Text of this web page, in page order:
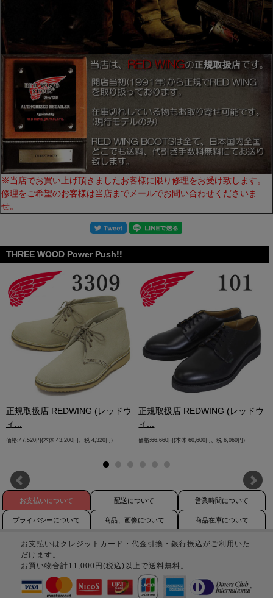
※当店でお買い上げ頂きましたお客様に限り修理をお受け致します。
修理をご希望のお客様は当店までメールでお問い合わせくださいま
せ。
THREE WOOD Power Push!!
正規取扱店 REDWING (レッドウ
ィ...
価格:47,520円(本体 43,200円、税 4,320円)
正規取扱店 REDWING (レッドウ
ィ...
価格:66,660円(本体 60,600円、税 6,060円)
お支払いについて 配送について 営業時間について
プライバシーについて 商品、画像について 商品在庫について
お支払いはクレジットカード・代金引換・銀行振込がご利用いた
だけます。
お買い物合計11,000円(税込)以上で送料無料。